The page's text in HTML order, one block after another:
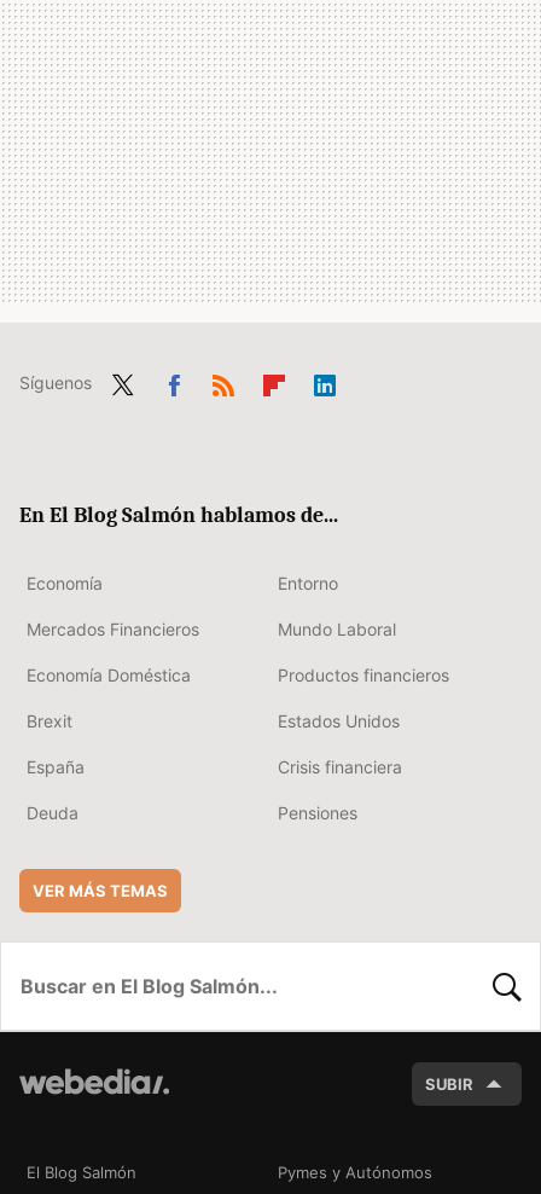
Síguenos
En El Blog Salmón hablamos de...
Economía Entorno
Mercados Financieros Mundo Laboral
Economía Doméstica Productos financieros
Brexit Estados Unidos
España Crisis financiera
Deuda Pensiones
VER MÁS TEMAS
SUBIR
El Blog Salmón Pymes y Autónomos